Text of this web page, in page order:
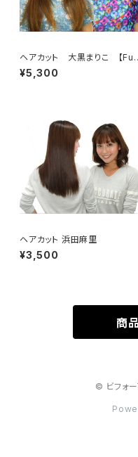
ヘアカット 大黒まりこ 【Fuii
HD】
¥5,300
ヘアカット 浜田麻里
¥3,500
商
© ビフォ